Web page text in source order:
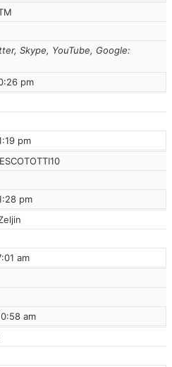
Skype, YouTube, Google
pm
pm
pm
am
am